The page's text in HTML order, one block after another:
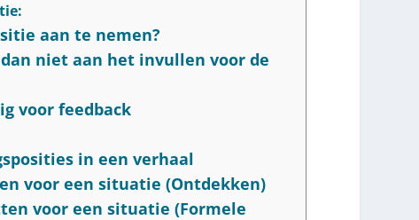
aan te nemen?
niet aan het invullen voor de
voor feedback
in een verhaal
voor een situatie (Ontdekken)
voor een situatie (Formele